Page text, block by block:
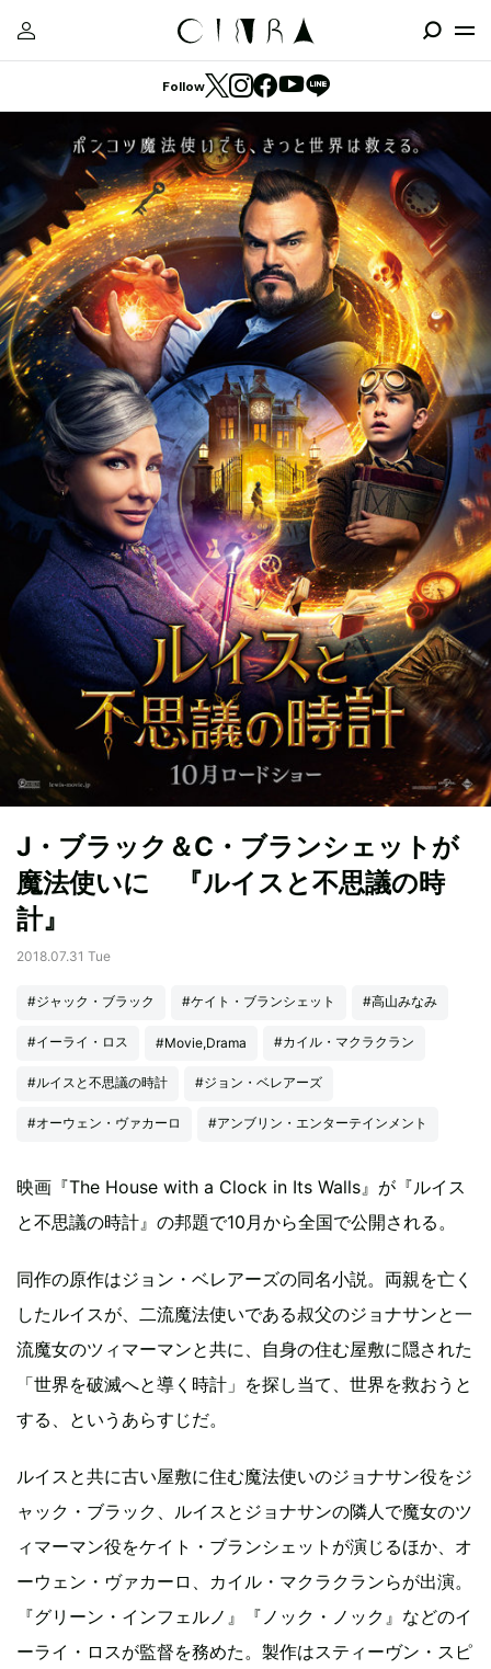
Follow
J・ブラック＆C・ブランシェットが
魔法使いに 『ルイスと不思議の時
計』
2018.07.31 Tue
#ジャック・ブラック #ケイト・ブランシェット #高山みなみ
#イーライ・ロス #Movie,Drama #カイル・マクラクラン
#ルイスと不思議の時計 #ジョン・ベレアーズ
#オーウェン・ヴァカーロ #アンブリン・エンターテインメント
映画『The House with a Clock in Its Walls』が『ルイス
と不思議の時計』の邦題で10月から全国で公開される。
同作の原作はジョン・ベレアーズの同名小説。両親を亡く
したルイスが、二流魔法使いである叔父のジョナサンと一
流魔女のツィマーマンと共に、自身の住む屋敷に隠された
「世界を破滅へと導く時計」を探し当て、世界を救おうと
する、というあらすじだ。
ルイスと共に古い屋敷に住む魔法使いのジョナサン役をジ
ャック・ブラック、ルイスとジョナサンの隣人で魔女のツ
ィマーマン役をケイト・ブランシェットが演じるほか、オ
ーウェン・ヴァカーロ、カイル・マクラクランらが出演。
『グリーン・インフェルノ』『ノック・ノック』などのイ
ーライ・ロスが監督を務めた。製作はスティーヴン・スピ